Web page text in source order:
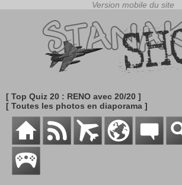
[ Top Quiz 20 : RENO avec 20/20 ]
[ Toutes les photos en diaporama ]